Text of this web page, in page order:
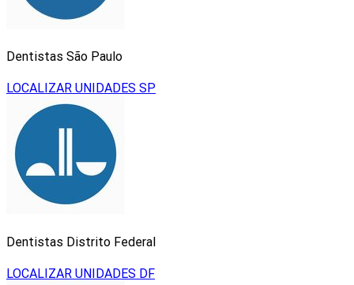
Dentistas São Paulo
LOCALIZAR UNIDADES SP
Dentistas Distrito Federal
LOCALIZAR UNIDADES DF